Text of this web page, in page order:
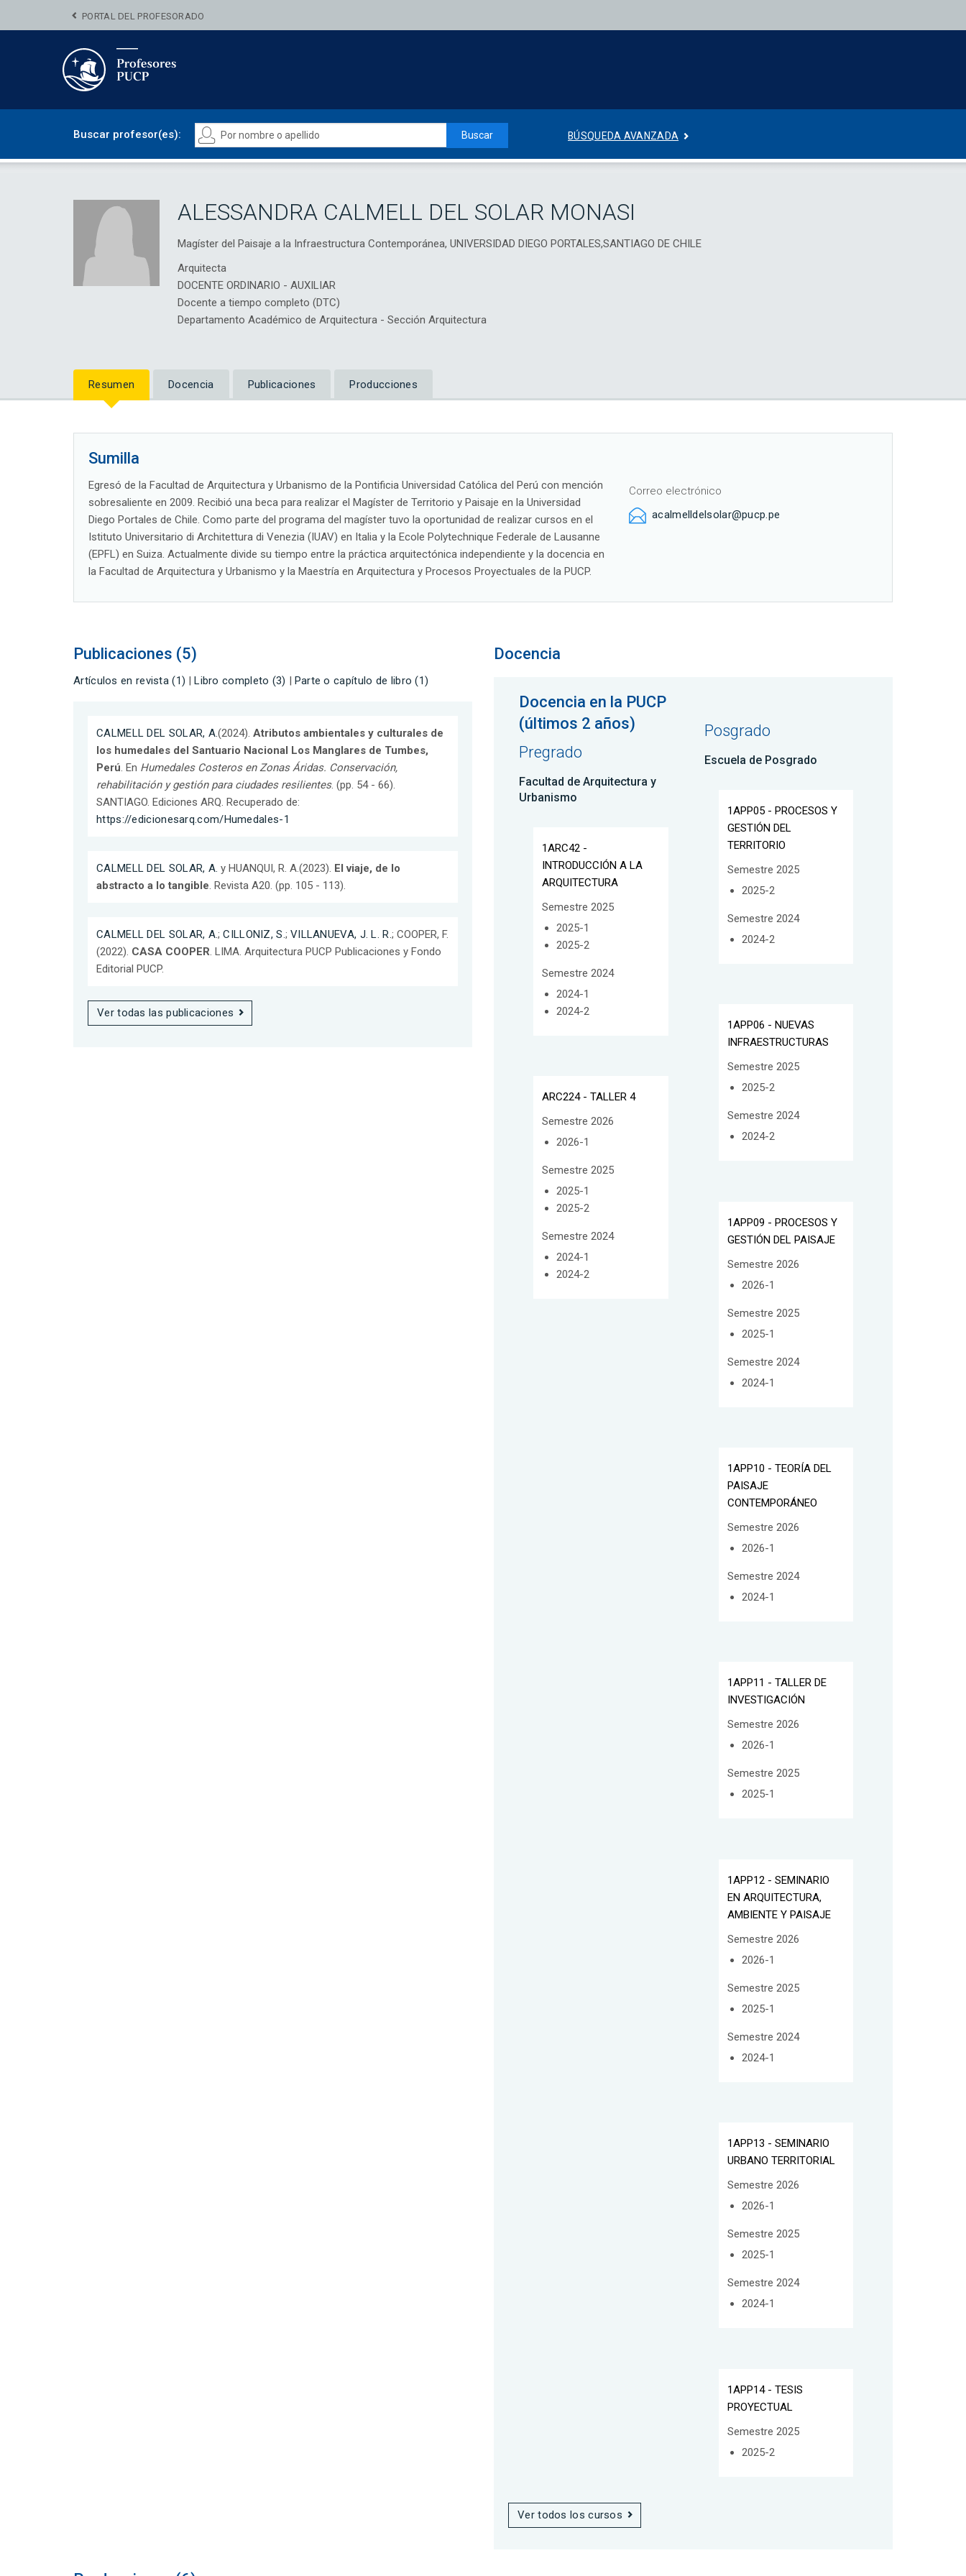
PORTAL DEL PROFESORADO
Buscar profesor(es): Buscar BÚSQUEDA AVANZADA
ALESSANDRA CALMELL DEL SOLAR MONASI
Magíster del Paisaje a la Infraestructura Contemporánea, UNIVERSIDAD DIEGO PORTALES,SANTIAGO DE CHILE
Arquitecta
DOCENTE ORDINARIO - AUXILIAR
Docente a tiempo completo (DTC)
Departamento Académico de Arquitectura - Sección Arquitectura
Resumen Docencia Publicaciones Producciones
Sumilla
Egresó de la Facultad de Arquitectura y Urbanismo de la Pontificia Universidad Católica del Perú con mención
sobresaliente en 2009. Recibió una beca para realizar el Magíster de Territorio y Paisaje en la Universidad
Diego Portales de Chile. Como parte del programa del magíster tuvo la oportunidad de realizar cursos en el
Istituto Universitario di Architettura di Venezia (IUAV) en Italia y la Ecole Polytechnique Federale de Lausanne
(EPFL) en Suiza. Actualmente divide su tiempo entre la práctica arquitectónica independiente y la docencia en
la Facultad de Arquitectura y Urbanismo y la Maestría en Arquitectura y Procesos Proyectuales de la PUCP.
Correo electrónico
acalmelldelsolar@pucp.pe
Publicaciones (5)
Artículos en revista (1) Libro completo (3) Parte o capítulo de libro (1)
CALMELL DEL SOLAR, A.(2024).Atributos ambientales y culturales de
los humedales del Santuario Nacional Los Manglares de Tumbes,
Perú. En Humedales Costeros en Zonas Áridas. Conservación,
rehabilitación y gestión para ciudades resilientes. (pp. 54 - 66).
SANTIAGO. Ediciones ARQ. Recuperado de:
https://edicionesarq.com/Humedales-1
CALMELL DEL SOLAR, A. y HUANQUI, R. A.(2023). El viaje, de lo
abstracto a lo tangible. Revista A20. (pp. 105 - 113).
CALMELL DEL SOLAR, A.;CILLONIZ, S.; VILLANUEVA, J. L. R.; COOPER, F.
(2022). CASA COOPER. LIMA. Arquitectura PUCP Publicaciones y Fondo
Editorial PUCP.
Ver todas las publicaciones
Docencia
Docencia en la PUCP
(últimos 2 años)
Pregrado
Facultad de Arquitectura y
Urbanismo
1ARC42 -
INTRODUCCIÓN A LA
ARQUITECTURA
Semestre 2025
2025-1
2025-2
Semestre 2024
2024-1
2024-2
ARC224 - TALLER 4
Semestre 2026
2026-1
Semestre 2025
2025-1
2025-2
Semestre 2024
2024-1
2024-2
Posgrado
Escuela de Posgrado
1APP05 - PROCESOS Y
GESTIÓN DEL
TERRITORIO
Semestre 2025
2025-2
Semestre 2024
2024-2
1APP06 - NUEVAS
INFRAESTRUCTURAS
Semestre 2025
2025-2
Semestre 2024
2024-2
1APP09 - PROCESOS Y
GESTIÓN DEL PAISAJE
Semestre 2026
2026-1
Semestre 2025
2025-1
Semestre 2024
2024-1
1APP10 - TEORÍA DEL
PAISAJE
CONTEMPORÁNEO
Semestre 2026
2026-1
Semestre 2024
2024-1
1APP11 - TALLER DE
INVESTIGACIÓN
Semestre 2026
2026-1
Semestre 2025
2025-1
1APP12 - SEMINARIO
EN ARQUITECTURA,
AMBIENTE Y PAISAJE
Semestre 2026
2026-1
Semestre 2025
2025-1
Semestre 2024
2024-1
1APP13 - SEMINARIO
URBANO TERRITORIAL
Semestre 2026
2026-1
Semestre 2025
2025-1
Semestre 2024
2024-1
1APP14 - TESIS
PROYECTUAL
Semestre 2025
2025-2
Ver todos los cursos